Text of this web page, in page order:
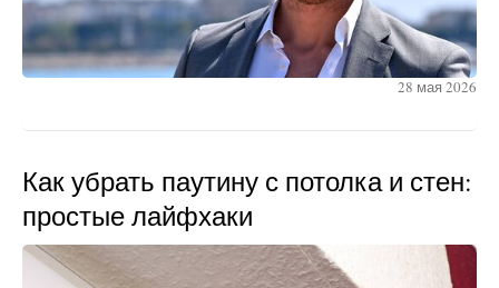
28 мая 2026
Как убрать паутину с потолка и стен:
простые лайфхаки